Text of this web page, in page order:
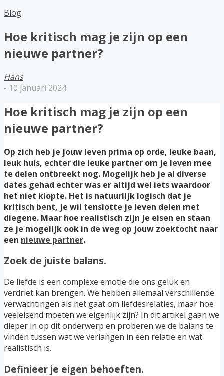
Blog
Hoe kritisch mag je zijn op een
nieuwe partner?
Hans
- 10 januari 2024
Hoe kritisch mag je zijn op een
nieuwe partner?
Op zich heb je jouw leven prima op orde, leuke baan,
leuk huis, echter die leuke partner om je leven mee
te delen ontbreekt nog. Mogelijk heb je al diverse
dates gehad echter was er altijd wel iets waardoor
het niet klopte. Het is natuurlijk logisch dat je
kritisch bent, je wil tenslotte je leven delen met
diegene. Maar hoe realistisch zijn je eisen en staan
ze je mogelijk ook in de weg op jouw zoektocht naar
een nieuwe partner.
Zoek de juiste balans.
De liefde is een complexe emotie die ons geluk en
verdriet kan brengen. We hebben allemaal verschillende
verwachtingen als het gaat om liefdesrelaties, maar hoe
veeleisend moeten we eigenlijk zijn? In dit artikel gaan we
dieper in op dit onderwerp en proberen we de balans te
vinden tussen wat we verlangen in een relatie en wat
realistisch is.
Definieer je eigen behoeften.